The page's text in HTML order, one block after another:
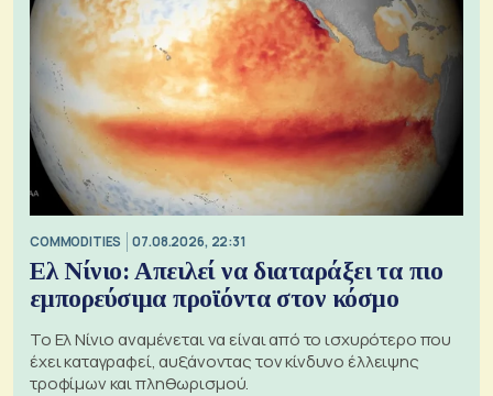
COMMODITIES 07.08.2026, 22:31
Ελ Νίνιο: Απειλεί να διαταράξει τα πιο
εμπορεύσιμα προϊόντα στον κόσμο
Το Ελ Νίνιο αναμένεται να είναι από το ισχυρότερο που
έχει καταγραφεί, αυξάνοντας τον κίνδυνο έλλειψης
τροφίμων και πληθωρισμού.